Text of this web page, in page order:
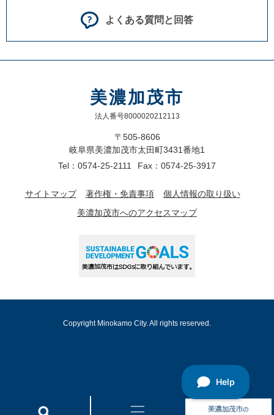
よくある質問と回答
美濃加茂市
法人番号8000020212113
〒505-8606
岐阜県美濃加茂市太田町3431番地1
Tel：0574-25-2111
Fax：0574-25-3917
サイトマップ 著作権・免責事項
個人情報の取り扱い
美濃加茂市へのアクセスマップ
Copyright Minokamo City. All rights reserved.